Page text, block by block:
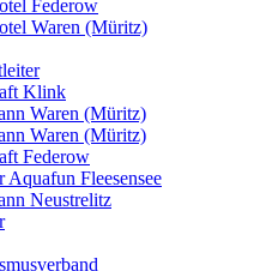
Federow
Waren (Müritz)
Klink
Waren (Müritz)
Waren (Müritz)
Federow
Fleesensee
Neustrelitz